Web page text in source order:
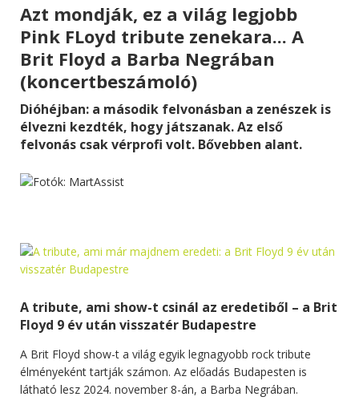
Azt mondják, ez a világ legjobb
Pink FLoyd tribute zenekara... A
Brit Floyd a Barba Negrában
(koncertbeszámoló)
Dióhéjban: a második felvonásban a zenészek is
élvezni kezdték, hogy játszanak. Az első
felvonás csak vérprofi volt. Bővebben alant.
A tribute, ami show-t csinál az eredetiből – a Brit
Floyd 9 év után visszatér Budapestre
A Brit Floyd show-t a világ egyik legnagyobb rock tribute
élményeként tartják számon. Az előadás Budapesten is
látható lesz 2024. november 8-án, a Barba Negrában.